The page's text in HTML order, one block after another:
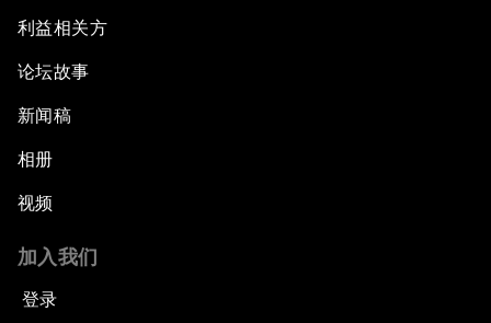
利益相关方
论坛故事
新闻稿
相册
视频
加入我们
登录